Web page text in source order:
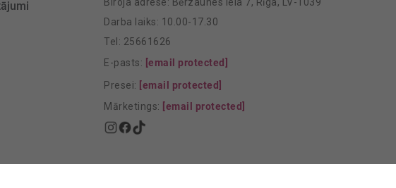
Darba laiks: 10.00-17.30
Tel: 25661626
E-pasts: [email protected]
Presei: [email protected]
Mārketings: [email protected]